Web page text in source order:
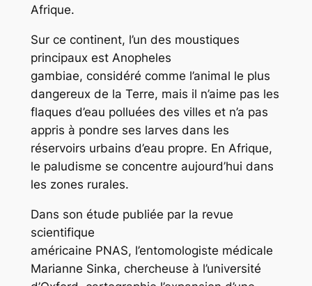
Afrique.
Sur ce continent, l’un des moustiques
principaux est Anopheles
gambiae, considéré comme l’animal le plus
dangereux de la Terre, mais il n’aime pas les
flaques d’eau polluées des villes et n’a pas
appris à pondre ses larves dans les
réservoirs urbains d’eau propre. En Afrique,
le paludisme se concentre aujourd’hui dans
les zones rurales.
Dans son étude publiée par la revue
scientifique
américaine PNAS, l’entomologiste médicale
Marianne Sinka, chercheuse à l’université